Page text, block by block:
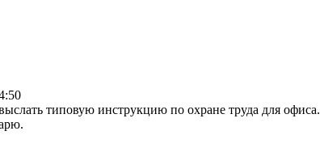
типовую инструкцию по охране труда для офиса.